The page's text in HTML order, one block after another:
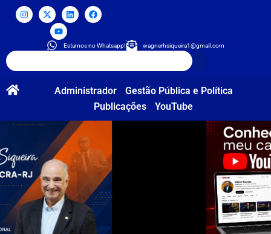
Estamos no Whatsapp! wagnerhsiqueira1@gmail.com
Administrador
Gestão Pública e Política
Publicações
YouTube